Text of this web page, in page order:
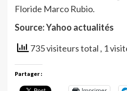
Floride Marco Rubio.
Source: Yahoo actualités
735 visiteurs total , 1
Partager :